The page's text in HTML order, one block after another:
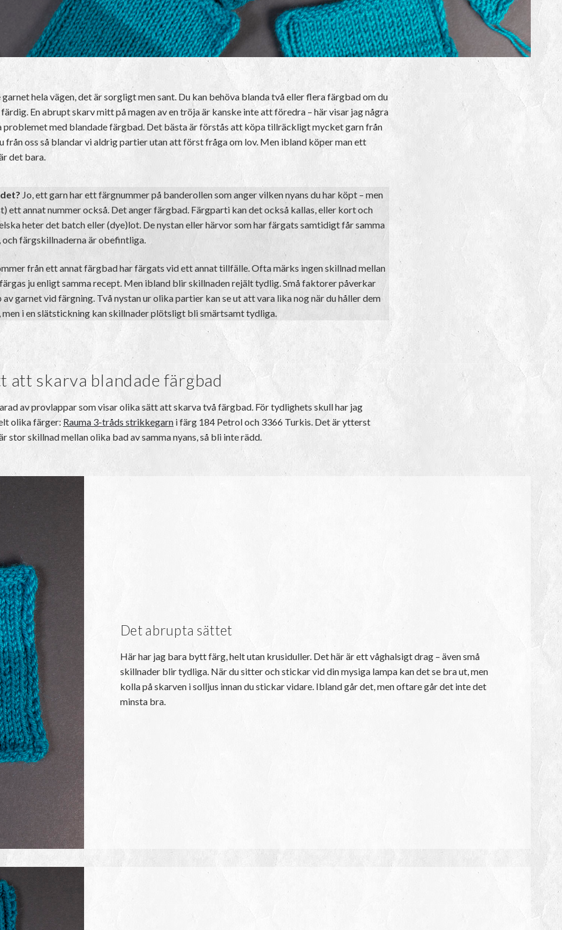
hela vägen, det är sorgligt men sant. Du kan behöva blanda två eller flera färgbad om du
En abrupt skarv mitt på magen av en tröja är kanske inte att föredra – här visar jag några
problemet med blandade färgbad. Det bästa är förstås att köpa tillräckligt mycket garn från
från oss så blandar vi aldrig partier utan att först fråga om lov. Men ibland köper man ett
det bara.
Jo, ett garn har ett färgnummer på banderollen som anger vilken nyans du har köpt – men
ett annat nummer också. Det anger färgbad. Färgparti kan det också kallas, eller kort och
heter det batch eller (dye)lot. De nystan eller härvor som har färgats samtidigt får samma
färgskillnaderna är obefintliga.
från ett annat färgbad har färgats vid ett annat tillfälle. Ofta märks ingen skillnad mellan
ju enligt samma recept. Men ibland blir skillnaden rejält tydlig. Små faktorer påverkar
av garnet vid färgning. Två nystan ur olika partier kan se ut att vara lika nog när du håller dem
men i en slätstickning kan skillnader plötsligt bli smärtsamt tydliga.
att skarva blandade färgbad
av provlappar som visar olika sätt att skarva två färgbad. För tydlighets skull har jag
olika färger: Rauma 3-tråds strikkegarn i färg 184 Petrol och 3366 Turkis. Det är ytterst
stor skillnad mellan olika bad av samma nyans, så bli inte rädd.
Det abrupta sättet
Här har jag bara bytt färg, helt utan krusiduller. Det här är ett våghalsigt drag – även små
skillnader blir tydliga. När du sitter och stickar vid din mysiga lampa kan det se bra ut, men
kolla på skarven i solljus innan du stickar vidare. Ibland går det, men oftare går det inte det
minsta bra.